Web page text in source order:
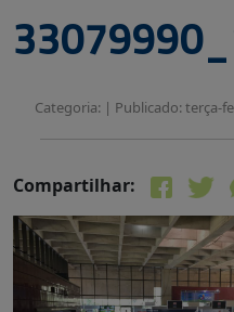
Categoria: | Publicado: terça-
Compartilhar: